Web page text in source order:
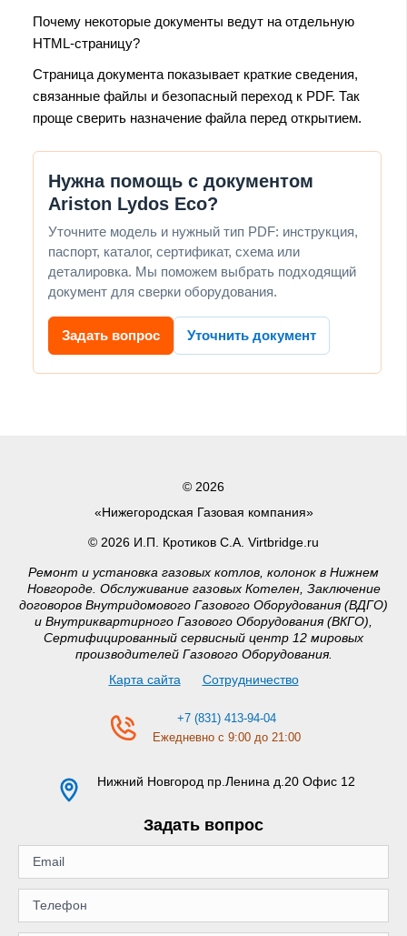
Почему некоторые документы ведут на отдельную
HTML-страницу?
Страница документа показывает краткие сведения,
связанные файлы и безопасный переход к PDF. Так
проще сверить назначение файла перед открытием.
Нужна помощь с документом
Ariston Lydos Eco?
Уточните модель и нужный тип PDF: инструкция,
паспорт, каталог, сертификат, схема или
деталировка. Мы поможем выбрать подходящий
документ для сверки оборудования.
Задать вопрос Уточнить документ
© 2026
«Нижегородская Газовая компания»
© 2026 И.П. Кротиков С.А. Virtbridge.ru
Ремонт и установка газовых котлов, колонок в Нижнем
Новгороде. Обслуживание газовых Котелен, Заключение
договоров Внутридомового Газового Оборудования (ВДГО)
и Внутриквартирного Газового Оборудования (ВКГО),
Сертифицированный сервисный центр 12 мировых
производителей Газового Оборудования.
Карта сайта
Сотрудничество
+7 (831) 413-94-04
Ежедневно с 9:00 до 21:00
Нижний Новгород пр.Ленина д.20 Офис 12
Задать вопрос